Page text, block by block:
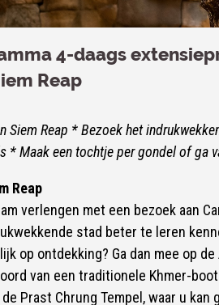
4-daags
Reap
Siem Reap * Bezoek het
* Maak een tochtje per gondel of ga
Reap
verlengen met een bezoek aan
stad beter te leren
op ontdekking? Ga dan mee op
van een traditionele Khmer-
Prast Chrung Tempel, waar u